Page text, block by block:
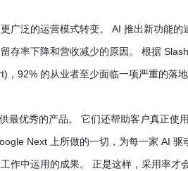
广泛的运营模式转变。 AI 推出新功能
存率下降和营收减少的原因。 根据
，92% 的从业者至少面临一项严重的落
最优秀的产品。 它们还帮助客户真正
Next 上所做的一切，为每一家 AI
作中运用的成果。 正是这样，采用率才